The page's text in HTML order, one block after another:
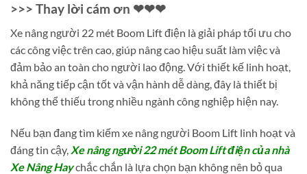
>>> Thay lời cám ơn ❤❤❤
Xe nâng người 22 mét Boom Lift điện là giải pháp tối ưu cho
các công việc trên cao, giúp nâng cao hiệu suất làm việc và
đảm bảo an toàn cho người lao động. Với thiết kế linh hoạt,
khả năng tiếp cận tốt và vận hành dễ dàng, đây là thiết bị
không thể thiếu trong nhiều ngành công nghiệp hiện nay.
Nếu bạn đang tìm kiếm xe nâng người Boom Lift linh hoạt và
đáng tin cậy, Xe nâng người 22 mét Boom Lift điện của nhà
Xe Nâng Haychắc chắn là lựa chọn bạn không nên bỏ qua